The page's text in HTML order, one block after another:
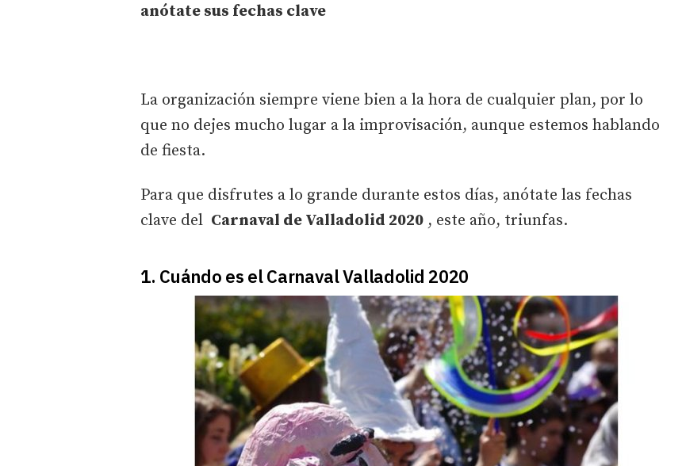
anótate sus fechas clave
La organización siempre viene bien a la hora de cualquier plan, por lo
que no dejes mucho lugar a la improvisación, aunque estemos hablando
de fiesta.
Para que disfrutes a lo grande durante estos días, anótate las fechas
clave del Carnaval de Valladolid 2020 , este año, triunfas.
1. Cuándo es el Carnaval Valladolid 2020